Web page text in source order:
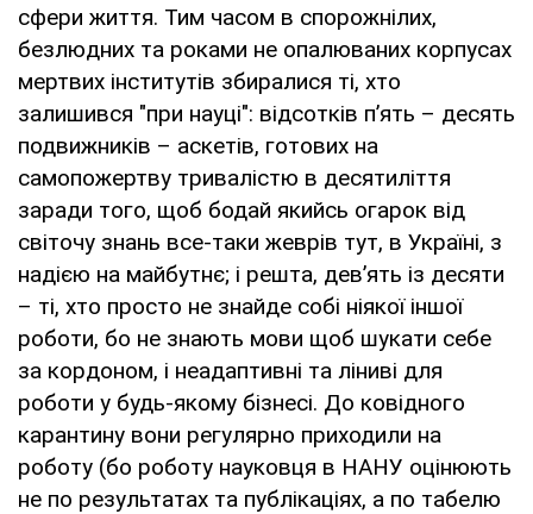
сфери життя. Тим часом в спорожнілих,
безлюдних та роками не опалюваних корпусах
мертвих інститутів збиралися ті, хто
залишився "при науці": відсотків п’ять – десять
подвижників – аскетів, готових на
самопожертву тривалістю в десятиліття
заради того, щоб бодай якийсь огарок від
світочу знань все-таки жеврів тут, в Україні, з
надією на майбутнє; і решта, дев’ять із десяти
– ті, хто просто не знайде собі ніякої іншої
роботи, бо не знають мови щоб шукати себе
за кордоном, і неадаптивні та ліниві для
роботи у будь-якому бізнесі. До ковідного
карантину вони регулярно приходили на
роботу (бо роботу науковця в НАНУ оцінюють
не по результатах та публікаціях, а по табелю